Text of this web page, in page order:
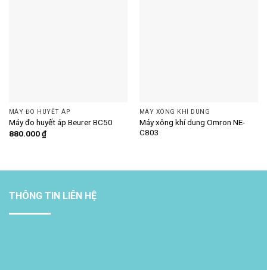
MÁY ĐO HUYẾT ÁP
Máy đo huyết áp Beurer BC50
880.000₫
MÁY XÔNG KHÍ DUNG
Máy xông khí dung Omron NE-
C803
THÔNG TIN LIÊN HỆ